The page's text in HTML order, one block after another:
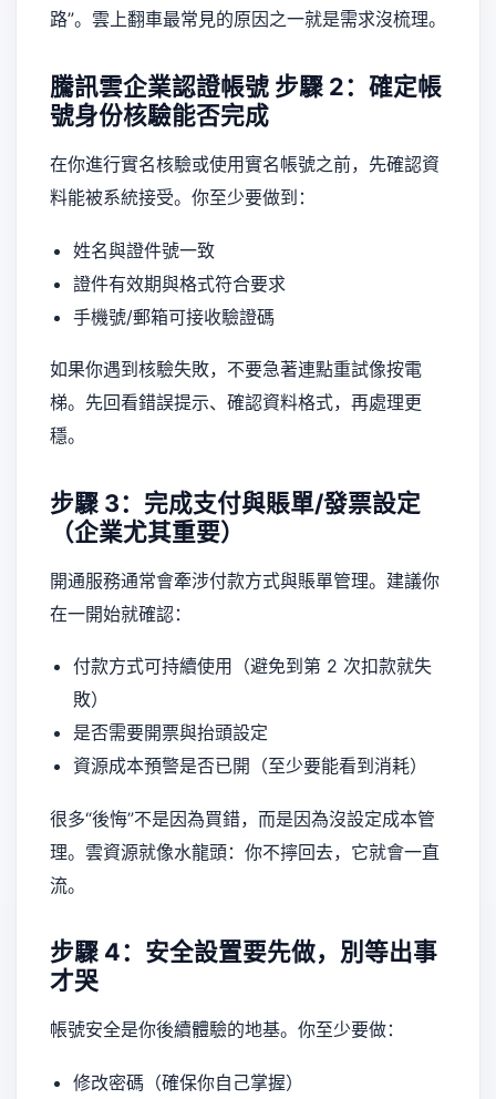
路”。雲上翻車最常見的原因之一就是需求沒梳理。
騰訊雲企業認證帳號 步驟 2：確定帳
號身份核驗能否完成
在你進行實名核驗或使用實名帳號之前，先確認資
料能被系統接受。你至少要做到：
姓名與證件號一致
證件有效期與格式符合要求
手機號/郵箱可接收驗證碼
如果你遇到核驗失敗，不要急著連點重試像按電
梯。先回看錯誤提示、確認資料格式，再處理更
穩。
步驟 3：完成支付與賬單/發票設定
（企業尤其重要）
開通服務通常會牽涉付款方式與賬單管理。建議你
在一開始就確認：
付款方式可持續使用（避免到第 2 次扣款就失
敗）
是否需要開票與抬頭設定
資源成本預警是否已開（至少要能看到消耗）
很多“後悔”不是因為買錯，而是因為沒設定成本管
理。雲資源就像水龍頭：你不擰回去，它就會一直
流。
步驟 4：安全設置要先做，別等出事
才哭
帳號安全是你後續體驗的地基。你至少要做：
修改密碼（確保你自己掌握）